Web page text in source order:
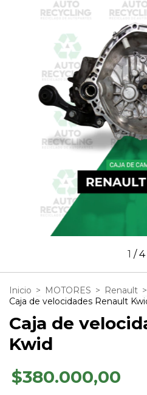
1 /4
Inicio > MOTORES > Renault >
Caja de velocidades Renault
Caja de
Kwid
$380.000,00